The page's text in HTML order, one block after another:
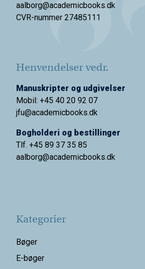
aalborg@academicbooks.dk
CVR-nummer 27485111
Henvendelser vedr.
Manuskripter og udgivelser
Mobil: +45 40 20 92 07
jfu@academicbooks.dk
Bogholderi og bestillinger
Tlf. +45 89 37 35 85
aalborg@academicbooks.dk
Kategorier
Bøger
E-bøger